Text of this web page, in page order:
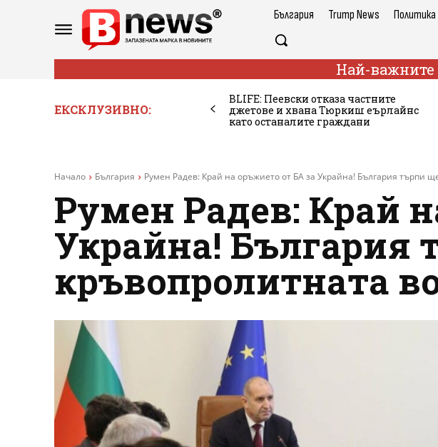
България Trump News Политика
Най-важните
ЕКСКЛУЗИВНО:
BLIFE: Пеевски отказа частните
джетове и хвана Тюркиш еърлайнс
като останалите граждани
Начало България Румен Радев: Край на оръжието от БА за Украйна! България търпи
Румен Радев: Край
Украйна! България
кръвопролитната